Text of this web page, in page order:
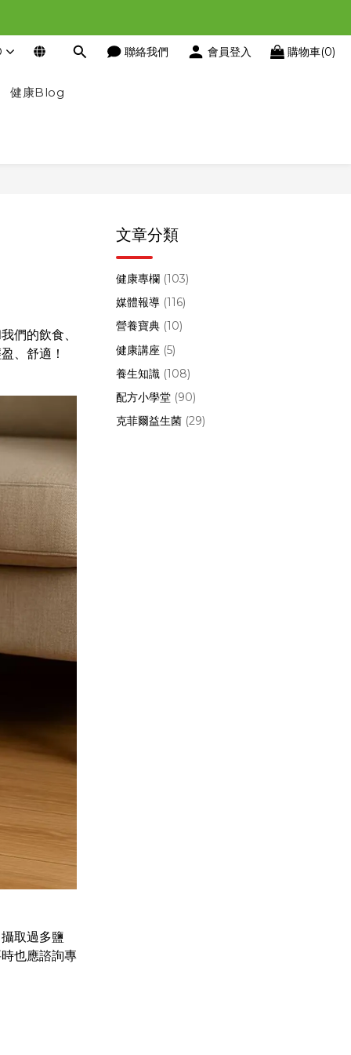
聯絡我們 會員登入 購物車(0)
健康Blog
們的飲食、
、舒適！
取過多鹽
也應諮詢專
文章分類
健康專欄 (103)
媒體報導 (116)
營養寶典 (10)
健康講座 (5)
養生知識 (108)
配方小學堂 (90)
克菲爾益生菌 (29)